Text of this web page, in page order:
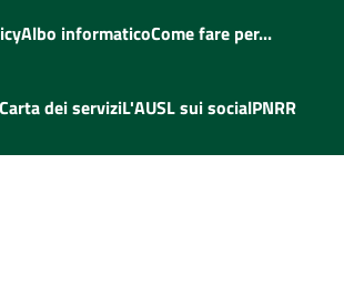
Albo informaticoCome fare per...
Carta dei serviziL'AUSL sui socialPNRR